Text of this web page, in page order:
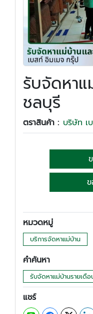
รับจัดหาแ
ชลบุรี
ตราสินค้า : บริษัท เ
หมวดหมู่
บริการจัดหาแม่บ้าน
คำค้นหา
รับจัดหาแม่บ้านรายเดื
แชร์